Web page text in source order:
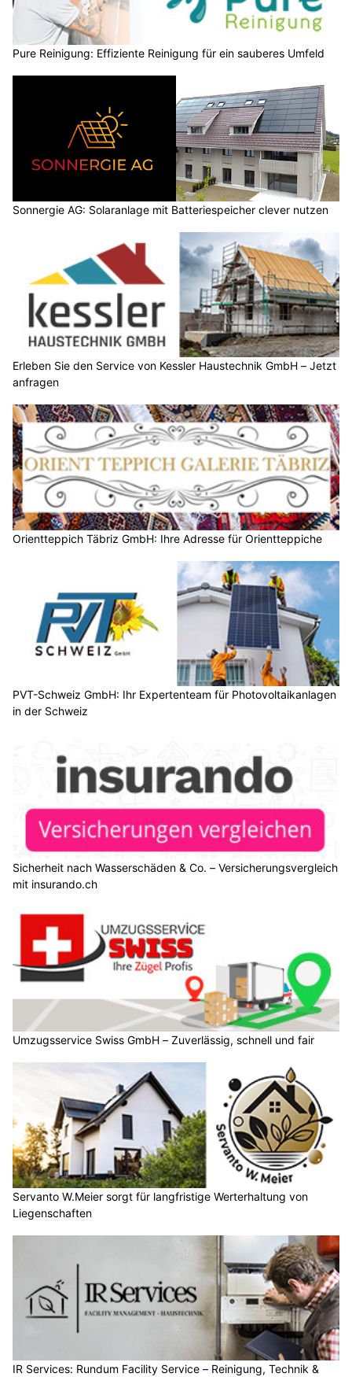
Pure Reinigung: Effiziente Reinigung für ein sauberes Umfeld
Sonnergie AG: Solaranlage mit Batteriespeicher clever nutzen
Erleben Sie den Service von Kessler Haustechnik GmbH – Jetzt
anfragen
Orientteppich Täbriz GmbH: Ihre Adresse für Orientteppiche
PVT-Schweiz GmbH: Ihr Expertenteam für Photovoltaikanlagen
in der Schweiz
Sicherheit nach Wasserschäden & Co. – Versicherungsvergleich
mit insurando.ch
Umzugsservice Swiss GmbH – Zuverlässig, schnell und fair
Servanto W.Meier sorgt für langfristige Werterhaltung von
Liegenschaften
IR Services: Rundum Facility Service – Reinigung, Technik &